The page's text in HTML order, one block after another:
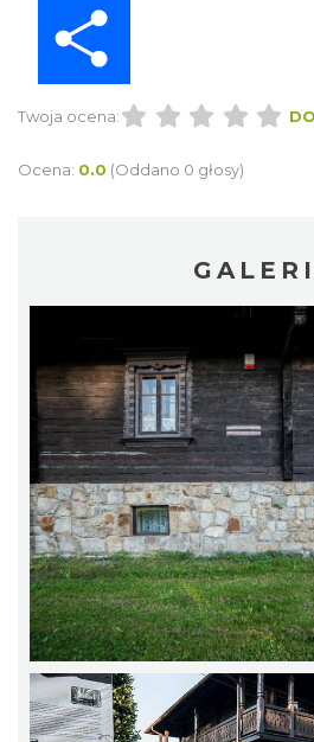
Twoja ocena:
Ocena: 0.0 (Oddano 0 głosy)